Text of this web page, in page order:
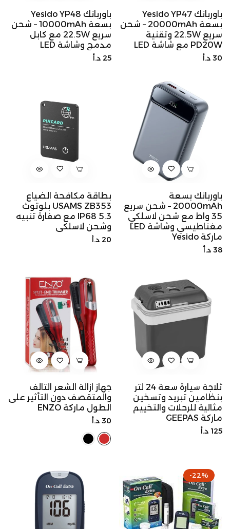
باوربانك Yesido YP47
بسعة 20000mAh – شحن
سريع 22.5W وتقنية
PD20W مع شاشة LED
السعر
30 د.أ
باوربانك Yesido YP48
بسعة 10000mAh – شحن
سريع 22.5W مع كابل
مدمج وشاشة LED
السعر
25 د.أ
باوربانك بسعة
20000mAh – شحن سريع
35 واط مع شحن لاسلكي
مغناطيسي وشاشة LED
ماركة Yesido
السعر
38 د.أ
بطاقة مكافحة الضياع
USAMS ZB353 بلوتوث
5.3 IP68 مع صفارة تنبيه
وشحن لاسلكي
السعر
20 د.أ
ثلاجة سيارة سعة 24 لتر
بنظامين تبريد وتسخين
مثالية للرحلات والتخييم
ماركة GEEPAS
السعر
125 د.أ
جهاز ازالة الشعر التالف
والمتقصف دون التأثير على
الطول ماركة ENZO
السعر
الأصلي
30 د.أ
-22%